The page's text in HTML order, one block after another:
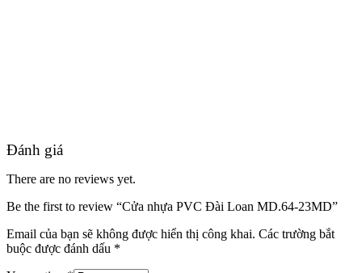
Liên Hệ
Đánh giá
There are no reviews yet.
Be the first to review “Cửa nhựa PVC Đài Loan MD.64-23MD”
Email của bạn sẽ không được hiển thị công khai. Các trường bắt
buộc được đánh dấu *